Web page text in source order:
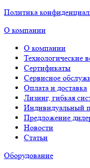
Политика
О компании
О компании
Технологические
Сертификаты
Сервисное
Оплата и доставка
Лизинг, гибкая
Индивидуальный
Предложение
Новости
Статьи
Оборудование